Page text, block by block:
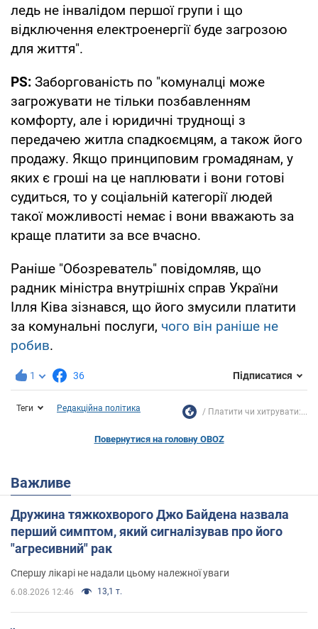
ледь не інвалідом першої групи і що
відключення електроенергії буде загрозою
для життя".
PS: Заборгованість по "комуналці може
загрожувати не тільки позбавленням
комфорту, але і юридичні труднощі з
передачею житла спадкоємцям, а також його
продажу. Якщо принциповим громадянам, у
яких є гроші на це наплювати і вони готові
судиться, то у соціальній категорії людей
такої можливості немає і вони вважають за
краще платити за все вчасно.
Раніше "Обозреватель" повідомляв, що
радник міністра внутрішніх справ України
Ілля Ківа зізнався, що його змусили платити
за комунальні послуги, чого він раніше не
робив.
1 36 Підписатися
Теги Редакційна політика Платити чи хитрувати:...
Повернутися на головну OBOZ
Важливе
Дружина тяжкохворого Джо Байдена назвала
перший симптом, який сигналізував про його
"агресивний" рак
Спершу лікарі не надали цьому належної уваги
6.08.2026 12:46 13,1 т.